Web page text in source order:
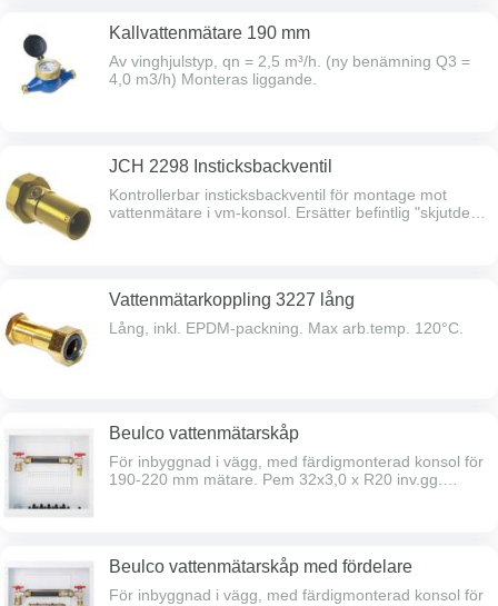
Kallvattenmätare 190 mm
Av vinghjulstyp, qn = 2,5 m³/h. (ny benämning Q3 =
4,0 m3/h) Monteras liggande.
JCH 2298 Insticksbackventil
Kontrollerbar insticksbackventil för montage mot
vattenmätare i vm-konsol. Ersätter befintlig "skjutdel" i
Vattenmätarkoppling 3227 lång
Lång, inkl. EPDM-packning. Max arb.temp. 120°C.
Beulco vattenmätarskåp
För inbyggnad i vägg, med färdigmonterad konsol för
190-220 mm mätare. Pem 32x3,0 x R20 inv.gg.
Beulco vattenmätarskåp med fördelare
För inbyggnad i vägg, med färdigmonterad konsol för